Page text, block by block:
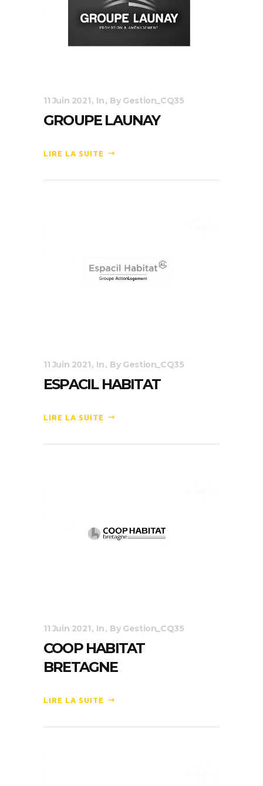
11 Juin 2021 In By Gestion_CQ35
GROUPE LAUNAY
LIRE LA SUITE
11 Juin 2021 In By Gestion_CQ35
ESPACIL HABITAT
LIRE LA SUITE
11 Juin 2021 In By Gestion_CQ35
COOP HABITAT
BRETAGNE
LIRE LA SUITE